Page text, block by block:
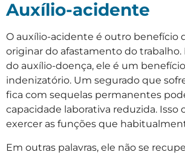
Auxílio-acidente
O auxílio-acidente é outro benefício
originar do afastamento do trabalho.
do auxílio-doença, ele é um
indenizatório. Um segurado que
fica com sequelas permanentes
capacidade laborativa reduzida. Isso
exercer as funções que
Em outras palavras, ele não se